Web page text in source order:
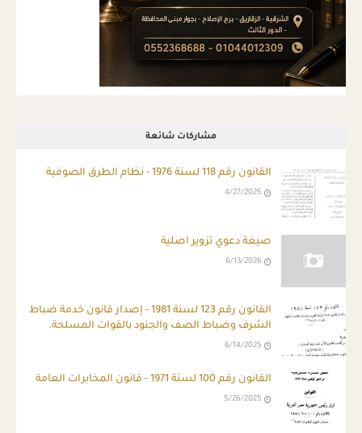
مشاركات شائعة
القانون رقم 118 لسنة 1976 - نظام الطرق الصوفية
4/27/2025
صيغة دعوي تزوير اصلية
6/13/2026
ِالقانون رقم 123 لسنة 1981 - إصدار قانون خدمة ضباط
الشرف وضباط الصف والجنود بالقوات المسلحة.
6/14/2025
القانون رقم 100 لسنة 1971 - قانون المخابرات العامة
5/26/2025